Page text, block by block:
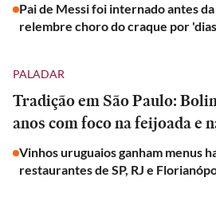
Pai de Messi foi internado antes
relembre choro do craque por
PALADAR
Tradição em São Paulo:
anos com foco na feijoada e
Vinhos uruguaios ganham menus
restaurantes de SP, RJ e